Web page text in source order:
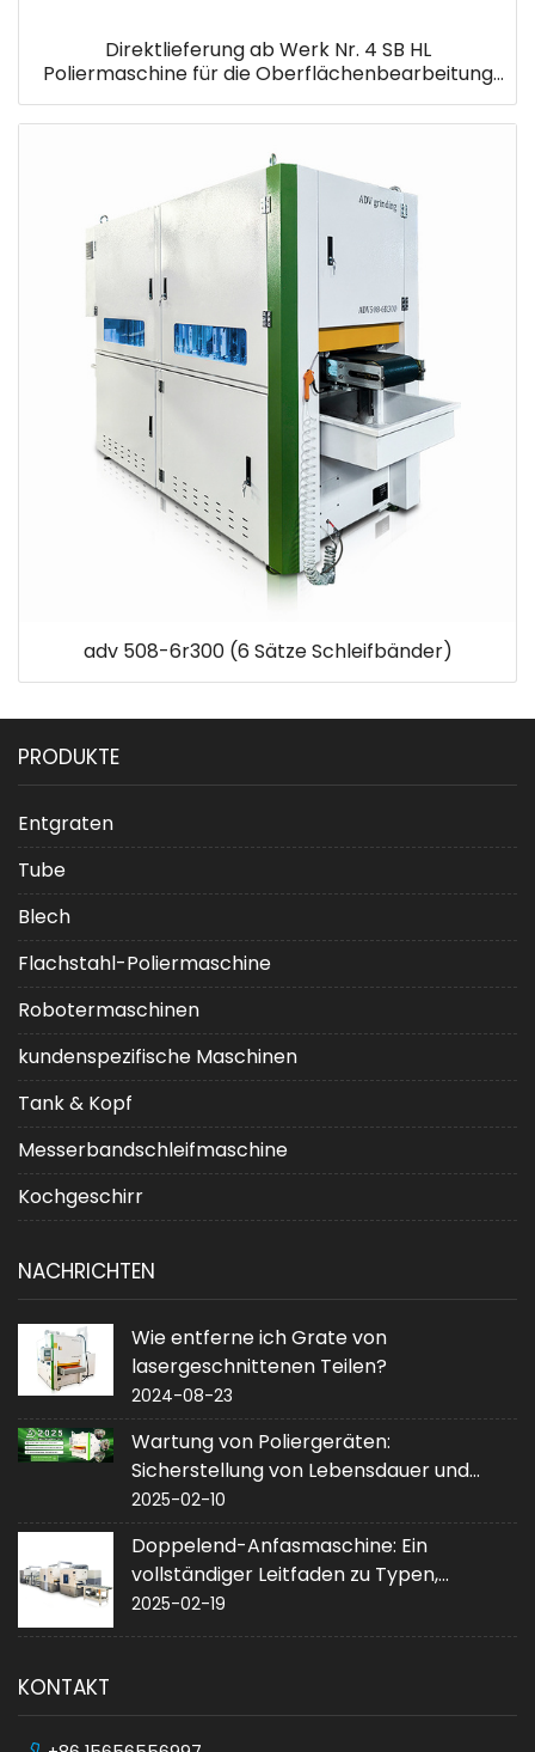
Direktlieferung ab Werk Nr. 4 SB HL
Poliermaschine für die Oberflächenbearbeitung
von Edelstahlblechen
adv 508-6r300 (6 Sätze Schleifbänder)
PRODUKTE
Entgraten
Tube
Blech
Flachstahl-Poliermaschine
Robotermaschinen
kundenspezifische Maschinen
Tank & Kopf
Messerbandschleifmaschine
Kochgeschirr
NACHRICHTEN
Wie entferne ich Grate von
lasergeschnittenen Teilen?
2024-08-23
Wartung von Poliergeräten:
Sicherstellung von Lebensdauer und
Leistung
2025-02-10
Doppelend-Anfasmaschine: Ein
vollständiger Leitfaden zu Typen,
Anwendungen und Kauf
2025-02-19
KONTAKT